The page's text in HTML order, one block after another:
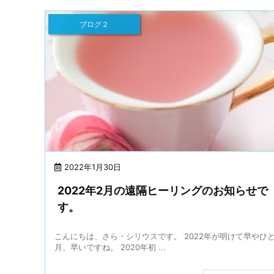
2022年1月30日
ブログ２
2022年2月の遠隔ヒーリングのお知らせで
す。
こんにちは、さら・シリウスです。 2022年が明けて早やひ
月、早いですね。 2020年初 ...